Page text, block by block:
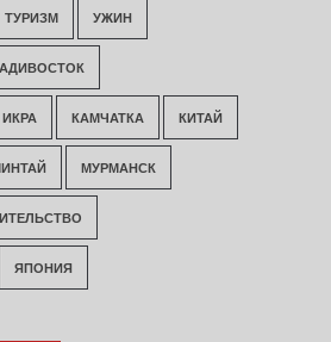
ТУРИЗМ УЖИН
ИКРА КАМЧАТКА КИТАЙ
МУРМАНСК
ЯПОНИЯ